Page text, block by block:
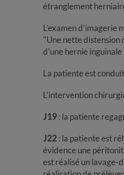
étranglement
L’examen d’imagerie
"Une nette distension
d'une hernie inguinale
La patiente est
L’intervention
J19: la patiente
J22: la patiente est
évidence une
est réalisé un lavage-